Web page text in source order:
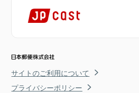
サイトのご利用について
プライバシーポリシー